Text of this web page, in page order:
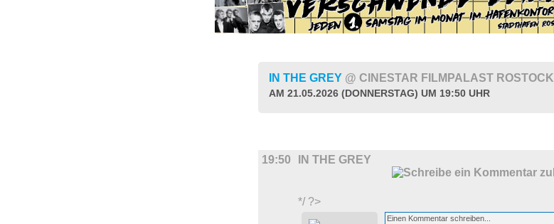
IN THE GREY @ CINESTAR FILMPALAST ROSTOCK
AM 21.05.2026 (DONNERSTAG) UM 19:50 UHR
19:50 IN THE GREY
*/ ?>